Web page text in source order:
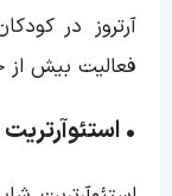
آرتروز در
فعالیت بیش
• استئوآرتریت